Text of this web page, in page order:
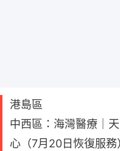
港島區
中西區：海灣醫療｜
心（7月20日恢復服務